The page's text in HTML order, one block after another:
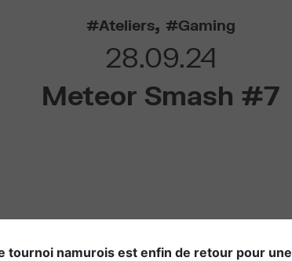
Ateliers, Gaming
28.09.24
Meteor Smash #7
tournoi namurois est enfin de retour pour une